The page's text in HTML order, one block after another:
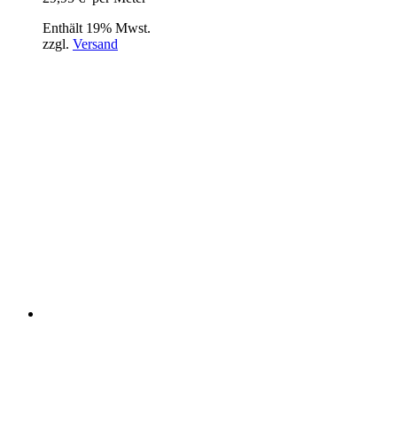
Enthält 19% Mwst.
zzgl. Versand